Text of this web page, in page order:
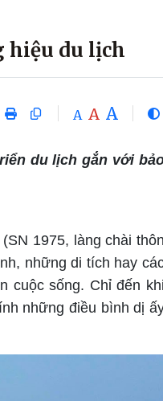
hiệu du lịch
A A A
du lịch gắn với
1975, làng chài thôn
những di tích hay
cuộc sống. Chỉ đến khi
những điều bình dị